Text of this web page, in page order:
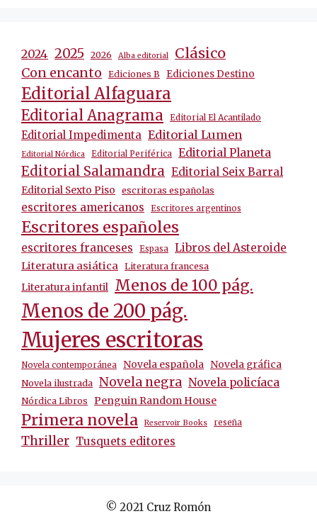
2024 2025 2026 Alba editorial Clásico
Con encanto Ediciones B Ediciones Destino
Editorial Alfaguara
Editorial Anagrama Editorial El Acantilado
Editorial Impedimenta Editorial Lumen
Editorial Nórdica Editorial Periférica Editorial Planeta
Editorial Salamandra Editorial Seix Barral
Editorial Sexto Piso escritoras españolas
escritores americanos Escritores argentinos
Escritores españoles
escritores franceses Espasa Libros del Asteroide
Literatura asiática Literatura francesa
Literatura infantil Menos de 100 pág.
Menos de 200 pág.
Mujeres escritoras
Novela contemporánea Novela española Novela gráfica
Novela ilustrada Novela negra Novela policíaca
Nórdica Libros Penguin Random House
Primera novela Reservoir Books reseña
Thriller Tusquets editores
© 2021 Cruz Romón